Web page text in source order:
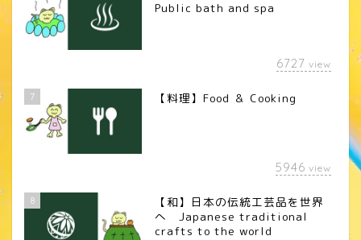
Public bath and spa
6727 view
7 【料理】Food ＆ Cooking
5946 view
8
【和】日本の伝統工芸品を世界
へ Japanese traditional
crafts to the world